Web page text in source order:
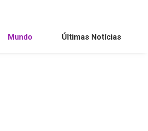
Mundo Últimas Notícias